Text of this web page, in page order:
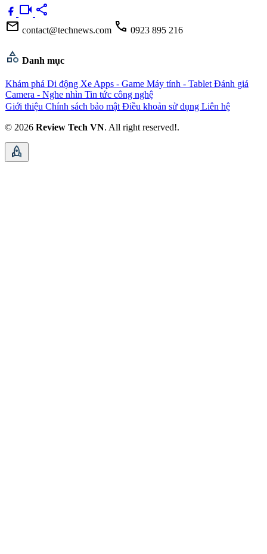
videocam share
mail contact@technews.com call 0923 895 216
category Danh mục
Khám phá Di động Xe Apps - Game Máy tính - Tablet Đánh giá
Camera - Nghe nhìn Tin tức công nghệ
Giới thiệu Chính sách bảo mật Điều khoản sử dụng Liên hệ
© 2026 Review Tech VN. All right reserved!.
rocket